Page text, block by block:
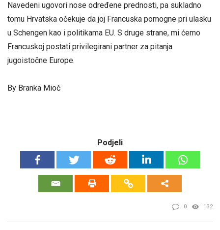
Navedeni ugovori nose određene prednosti, pa sukladno
tomu Hrvatska očekuje da joj Francuska pomogne pri ulasku
u Schengen kao i politikama EU. S druge strane, mi ćemo
Francuskoj postati privilegirani partner za pitanja
jugoistočne Europe.
By Branka Mioč
Podjeli
0 132